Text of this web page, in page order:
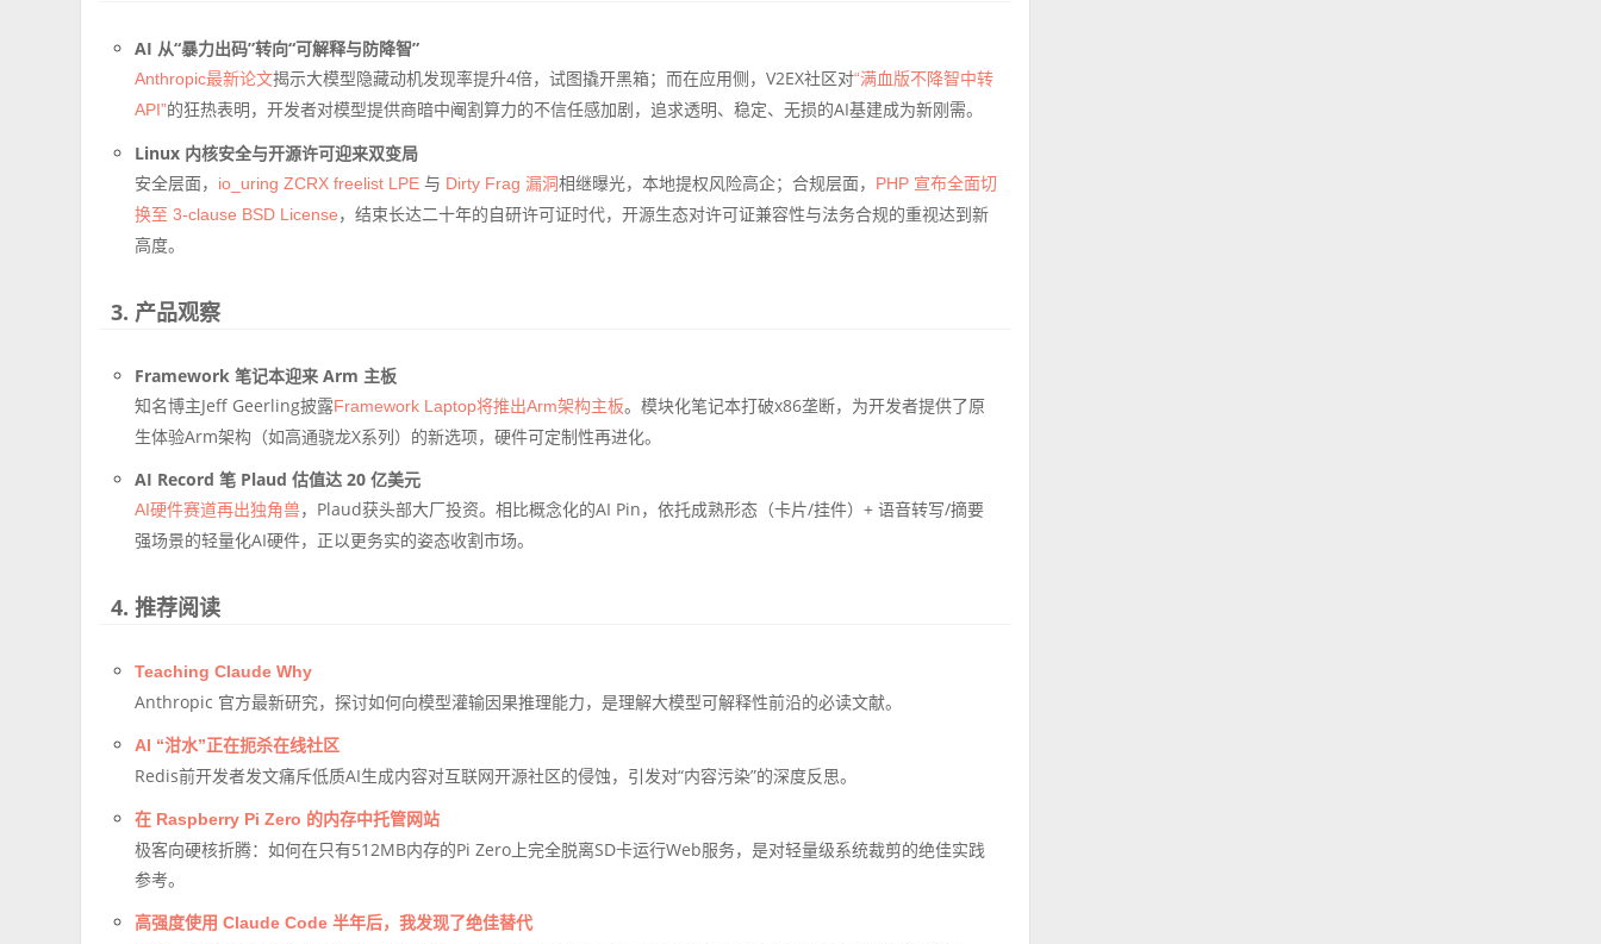
AI 从“暴力出码”转向“可解释与防降智”
Anthropic最新论文揭示大模型隐藏动机发现率提升4倍，试图撬开黑箱；而在应用侧，V2EX社区对“满血版不降智中转
API”的狂热表明，开发者对模型提供商暗中阉割算力的不信任感加剧，追求透明、稳定、无损的AI基建成为新刚需。
Linux 内核安全与开源许可迎来双变局
安全层面，
io_uring ZCRX freelist LPE 与 Dirty Frag 漏洞相继曝光，本地提权风险高企；合规层面，
PHP 宣布全面切
换至 3-clause BSD License，结束长达二十年的自研许可证时代，开源生态对许可证兼容性与法务合规的重视达到新
高度。
3. 产品观察
Framework 笔记本迎来 Arm 主板
知名博主Jeff Geerling披露Framework Laptop将推出Arm架构主板。模块化笔记本打破x86垄断，为开发者提供了原
生体验Arm架构（如高通骁龙X系列）的新选项，硬件可定制性再进化。
AI Record 笔 Plaud 估值达 20 亿美元
AI硬件赛道再出独角兽，Plaud获头部大厂投资。相比概念化的AI Pin，依托成熟形态（卡片/挂件）+ 语音转写/摘要
强场景的轻量化AI硬件，正以更务实的姿态收割市场。
4. 推荐阅读
Teaching Claude Why
Anthropic 官方最新研究，探讨如何向模型灌输因果推理能力，是理解大模型可解释性前沿的必读文献。
AI “泔水”正在扼杀在线社区
Redis前开发者发文痛斥低质AI生成内容对互联网开源社区的侵蚀，引发对“内容污染”的深度反思。
在 Raspberry Pi Zero 的内存中托管网站
极客向硬核折腾：如何在只有512MB内存的Pi Zero上完全脱离SD卡运行Web服务，是对轻量级系统裁剪的绝佳实践
参考。
高强度使用 Claude Code 半年后，我发现了绝佳替代